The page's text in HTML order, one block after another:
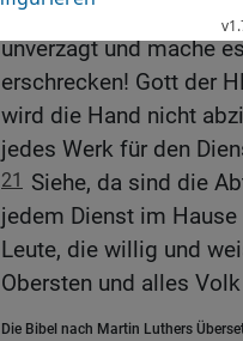
20
Und David sprach
unverzagt und mache
erschrecken! Gott der
wird die Hand nicht
jedes Werk für den
21
Siehe, da sind die
jedem Dienst im
Leute, die willig und
Obersten und alles
Die Bibel nach Martin Luthers